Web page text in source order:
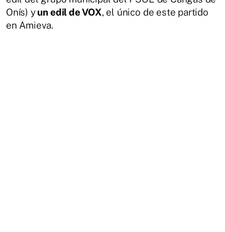
Onís) yun edil de VOX, el único de este partido
en Amieva.